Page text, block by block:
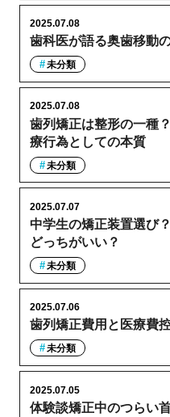
歯科医が語る奥歯移動
2025.07.08
未分類
歯列矯正は整形の一種
療行為としての本質
2025.07.08
未分類
中学生の矯正装置選び
どっちがいい？
2025.07.07
未分類
歯列矯正費用と医療費
2025.07.06
未分類
体験談矯正中のつらい
2025.07.05